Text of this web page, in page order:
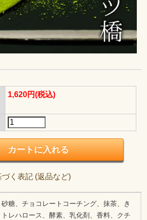
1,620円(税込)
く表記 (返品など)
糖、チョコレートコーチング、抹茶、き
トレハロース、酵素、乳化剤、香料、クチ